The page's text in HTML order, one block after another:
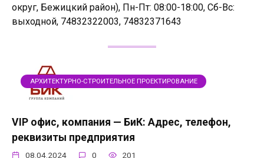
округ, Бежицкий район), Пн-Пт: 08:00-18:00, Сб-Вс:
выходной, 74832322003, 74832371643
АРХИТЕКТУРНО-СТРОИТЕЛЬНОЕ ПРОЕКТИРОВАНИЕ
VIP офис, компания — БиК: Адрес, телефон,
реквизиты предприятия
08.04.2024 0 201